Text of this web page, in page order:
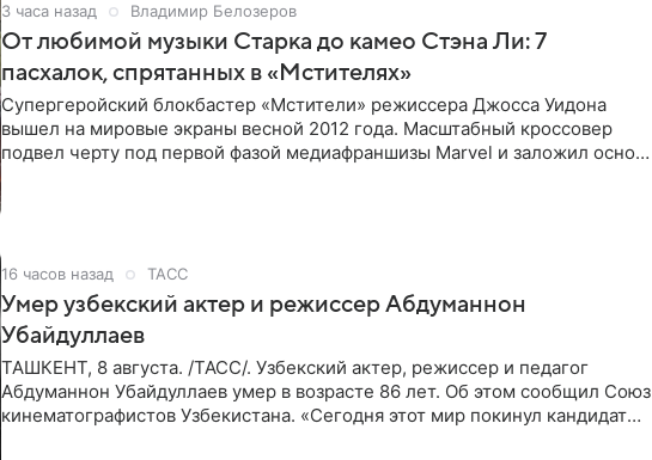
3 часа назад Владимир Белозеров
От любимой музыки Старка до камео Стэна Ли: 7
пасхалок, спрятанных в «Мстителях»
Супергеройский блокбастер «Мстители» режиссера Джосса Уидона
вышел на мировые экраны весной 2012 года. Масштабный кроссовер
подвел черту под первой фазой медиафраншизы Marvel и заложил основу
16 часов назад ТАСС
Умер узбекский актер и режиссер Абдуманнон
Убайдуллаев
ТАШКЕНТ, 8 августа. /ТАСС/. Узбекский актер, режиссер и педагог
Абдуманнон Убайдуллаев умер в возрасте 86 лет. Об этом сообщил Союз
кинематографистов Узбекистана. «Сегодня этот мир покинул кандидат